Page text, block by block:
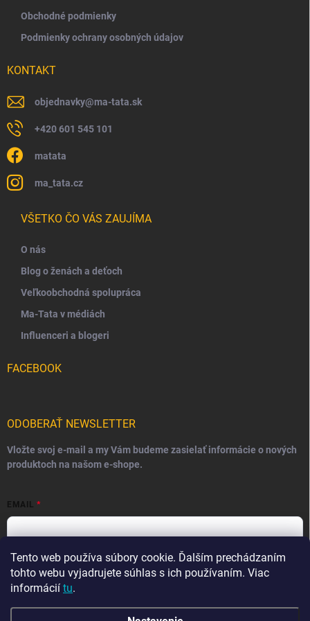
Tento web používa súbory cookie. Ďalším prechádzaním
tohto webu vyjadrujete súhlas s ich používaním. Viac
informácií tu.
Obchodné podmienky
Podmienky ochrany osobných údajov
KONTAKT
objednavky@ma-tata.sk
+420 601 545 101
matata
ma_tata.cz
VŠETKO ČO VÁS ZAUJÍMA
O nás
Blog o ženách a deťoch
Veľkoobchodná spolupráca
Ma-Tata v médiách
Influenceri a blogeri
FACEBOOK
ODOBERAŤ NEWSLETTER
Vložte svoj e-mail a my Vám budeme zasielať informácie o nových
produktoch na našom e-shope.
EMAIL
Vložením e-mailu súhlasíte spodmienkami ochrany osobných
údajov
Prihlásiť sa